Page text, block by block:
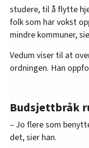
studere, til å flytte
folk som har vokst
mindre kommuner,
Vedum viser til at
ordningen. Han
Budsjettbråk
– Jo flere som
det, sier han.